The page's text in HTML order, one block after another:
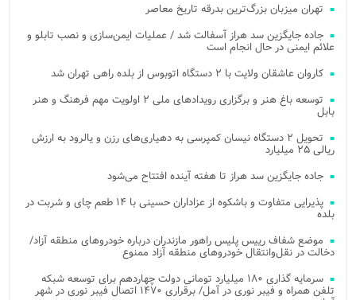
تهران میزبان بزرگ‌ترین بدرقه تاریخ معاصر
جاده جایگزین سد هراز آسفالت شد / عملیات ایمن‌سازی و نصب تابلو و
علائم ایمنی در حال انجام است
کاروان عاشقان ولایت با ۲ دستگاه اتوبوس از بلده راهی تهران شد
توسعه باغ هنر و برگزاری رویدادهای ملی ۲ اولویت مهم فرهنگ و هنر
بابل
تحویل ۲ دستگاه نیسان کمپرسی به دهیاری‌های رزن و یالرود به ارزش
ریالی ۲۵ میلیارد
جاده جایگزین سد هراز تا هفته آینده افتتاح می‌شود
پذیرایی متفاوت و باشکوه از عزاداران حسینی با ۱۴ طعم چای و شربت در
بلده
موضع شفاف رییس پلیس راهور مازندران درباره خودروهای منطقه آزاد/
دخالت در نقل‌وانتقال خودروهای منطقه آزاد ممنوع
سرمایه گذاری ۱۸۰ میلیارد تومانی دولت چهاردهم برای توسعه شبکه
تلفن همراه و فیبر نوری در آمل/ برقراری ۱۴۷۰ اتصال فیبر نوری در شهر